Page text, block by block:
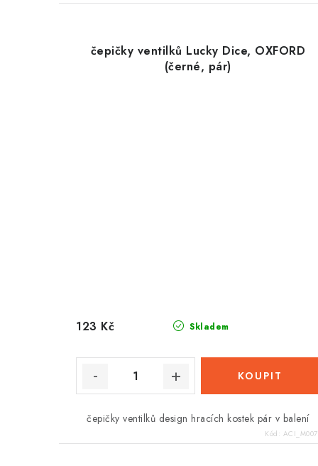
čepičky ventilků Lucky Dice, OXFORD
(černé, pár)
Skladem
123 Kč
čepičky ventilků design hracích kostek pár v balení
Kód: